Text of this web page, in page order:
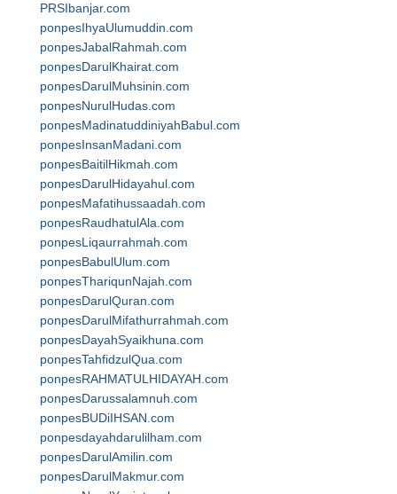
PRSIbanjar.com
ponpesIhyaUlumuddin.com
ponpesJabalRahmah.com
ponpesDarulKhairat.com
ponpesDarulMuhsinin.com
ponpesNurulHudas.com
ponpesMadinatuddiniyahBabul.com
ponpesInsanMadani.com
ponpesBaitilHikmah.com
ponpesDarulHidayahul.com
ponpesMafatihussaadah.com
ponpesRaudhatulAla.com
ponpesLiqaurrahmah.com
ponpesBabulUlum.com
ponpesThariqunNajah.com
ponpesDarulQuran.com
ponpesDarulMifathurrahmah.com
ponpesDayahSyaikhuna.com
ponpesTahfidzulQua.com
ponpesRAHMATULHIDAYAH.com
ponpesDarussalamnuh.com
ponpesBUDiIHSAN.com
ponpesdayahdarulilham.com
ponpesDarulAmilin.com
ponpesDarulMakmur.com